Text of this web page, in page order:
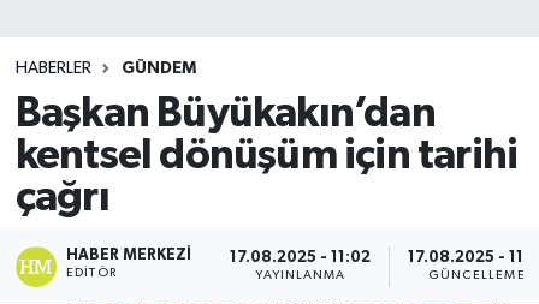
HABERLER GÜNDEM
Başkan Büyükakın’dan
kentsel dönüşüm için tarihi
çağrı
HABER MERKEZI
EDITÖR
17.08.2025 - 11:02
YAYINLANMA
17.08.2025 -
GÜNCELLEME
Teknoloji
TRABZON